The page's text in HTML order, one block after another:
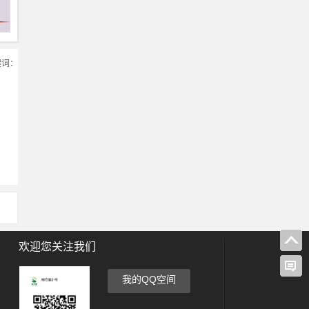
：
欢迎您关注我们
我的QQ空间